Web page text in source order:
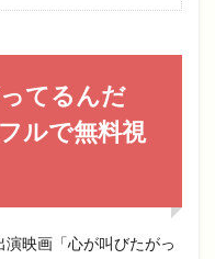
てるんだ
ルで無料視
映画「心が叫びたがっ